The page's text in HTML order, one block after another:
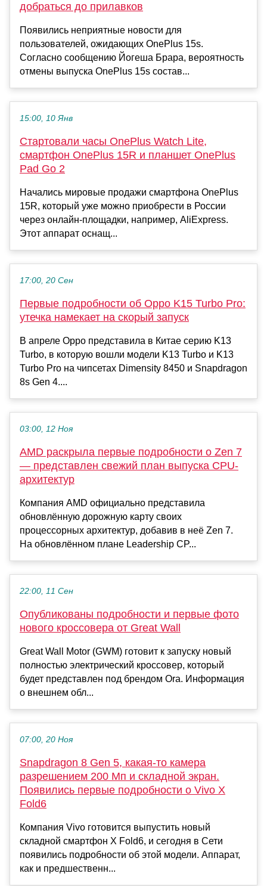
добраться до прилавков
Появились неприятные новости для
пользователей, ожидающих OnePlus 15s.
Согласно сообщению Йогеша Брара, вероятность
отмены выпуска OnePlus 15s состав...
15:00, 10 Янв
Стартовали часы OnePlus Watch Lite,
смартфон OnePlus 15R и планшет OnePlus
Pad Go 2
Начались мировые продажи смартфона OnePlus
15R, который уже можно приобрести в России
через онлайн-площадки, например, AliExpress.
Этот аппарат оснащ...
17:00, 20 Сен
Первые подробности об Oppo K15 Turbo Pro:
утечка намекает на скорый запуск
В апреле Oppo представила в Китае серию K13
Turbo, в которую вошли модели K13 Turbo и K13
Turbo Pro на чипсетах Dimensity 8450 и Snapdragon
8s Gen 4....
03:00, 12 Ноя
AMD раскрыла первые подробности о Zen 7
— представлен свежий план выпуска CPU-
архитектур
Компания AMD официально представила
обновлённую дорожную карту своих
процессорных архитектур, добавив в неё Zen 7.
На обновлённом плане Leadership CP...
22:00, 11 Сен
Опубликованы подробности и первые фото
нового кроссовера от Great Wall
Great Wall Motor (GWM) готовит к запуску новый
полностью электрический кроссовер, который
будет представлен под брендом Ora. Информация
о внешнем обл...
07:00, 20 Ноя
Snapdragon 8 Gen 5, какая-то камера
разрешением 200 Мп и складной экран.
Появились первые подробности о Vivo X
Fold6
Компания Vivo готовится выпустить новый
складной смартфон X Fold6, и сегодня в Сети
появились подробности об этой модели. Аппарат,
как и предшественн...